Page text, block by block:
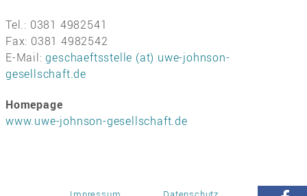
Tel.: 0381 4982541
Fax: 0381 4982542
E-Mail:geschaeftsstelle (at) uwe-johnson-
gesellschaft.de
Homepage
www.uwe-johnson-gesellschaft.de